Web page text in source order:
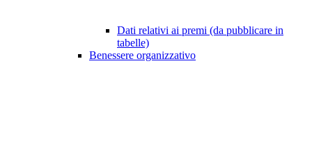
Dati relativi ai premi (da pubblicare in
tabelle)
Benessere organizzativo